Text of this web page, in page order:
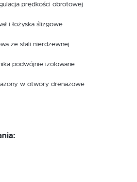
prędkości obrotowej
i łożyska ślizgowe
ze stali nierdzewnej
podwójnie izolowane
w otwory drenażowe